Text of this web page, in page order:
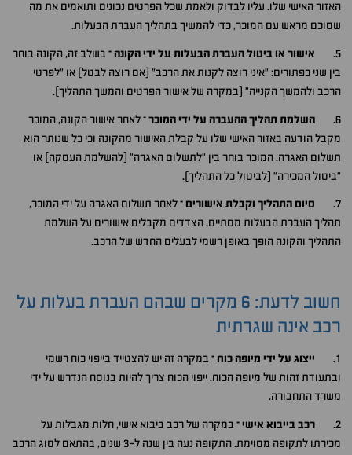
האזור האישי שלו. עליו לבדוק ולאמת שכל הפרטים נכונים ותואמים את מה
שסוכם מראש עם המוכר, כדי להמשיך בתהליך העברת הבעלות.
5. אישור או ביטול העברת הבעלות על ידי הקונה – בשלב זה, הקונה בוחר
בין שני כפתורים: "איני רוצה לקנות את הרכב" (אם רוצה לבטל) או "לפרטי
הרכב ולהמשך הקנייה" (במקרה של אישור הפרטים והמשך התהליך).
6. השלמת תהליך ההעברה על ידי המוכר– לאחר אישור הקונה, המוכר
מקבל הודעה באזור האישי שלו על קבלת האישור מהקונה וכי כל שנותר הוא
תשלום האגרה. המוכר בוחר בין "לתשלום האגרה" (להשלמת העסקה) או
"ביטול המכירה" (לביטול כל התהליך).
7. סיום התהליך וקבלת אישורים –לאחר תשלום האגרה על ידי המוכר,
תהליך העברת הבעלות מסתיים. הצדדים מקבלים אישורים על השלמת
התהליך והקונה הופך באופן רשמי לבעלים החדש של הרכב.
חשוב לדעת: 6 מקרים שבהם העברת בעלות על
רכב אינה שגרתית
1. ייצוג על ידי מיופה כוח – במקרה זה יש להצטייד בייפוי כוח רשמי
ובתעודת זהות של מיופה הכוח. ייפוי הכוח צריך להיות בנוסח הנדרש על ידי
משרד התחבורה.
2. רכב בייבוא אישי – במקרה של רכב ביבוא אישי, חלות מגבלות על
מכירתו לתקופה מסוימת. התקופה נעה בין שנה ל-3 שנים, בהתאם לסוג הרכב